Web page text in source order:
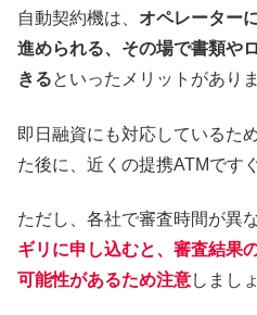
自動契約機は、 オペレーター
進められる、その場で書類や
きるといったメリットがありま
即日融資にも対応しているた
た後に、近くの提携ATMです
ただし、各社で審査時間が異
ギリに申し込むと、審査結果
可能性があるため注意しまし